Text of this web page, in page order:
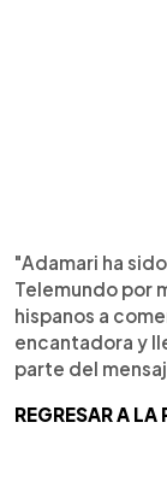
"Adamari ha
Telemundo por
hispanos a
encantadora y
parte del
REGRESAR A LA